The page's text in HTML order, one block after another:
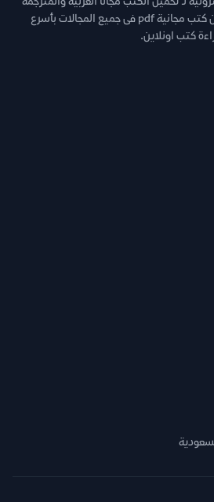
والروايات والقصص وغيرها من كتب مجانية pdf فى جميع المجالات بأسرع
كتب اونلاين.